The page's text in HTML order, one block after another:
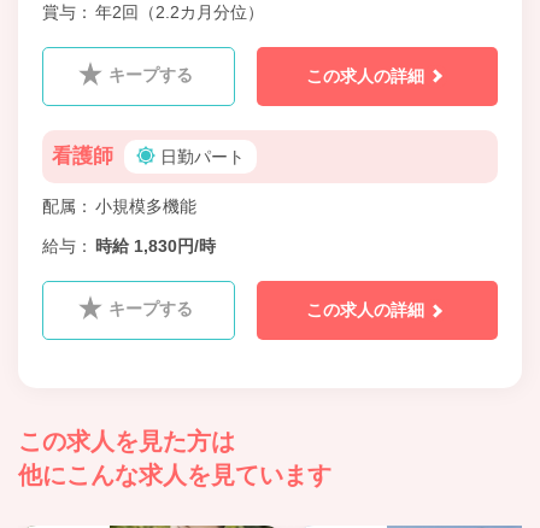
賞与 年2回（2.2カ月分位）
キープする この求人の詳細
看護師 日勤パート
配属 小規模多機能
給与 時給 1,830円/時
キープする この求人の詳細
この求人を見た方は
他にこんな求人を見ています